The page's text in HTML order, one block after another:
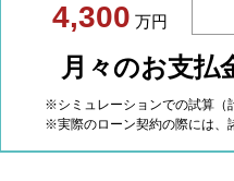
4,300 万円
月々のお支払
※シミュレーションでの試算（
※実際のローン契約の際には、